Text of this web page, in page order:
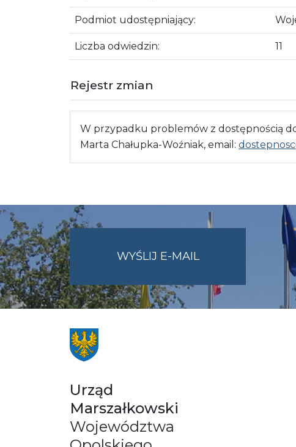
Podmiot udostępniający:
Liczba odwiedzin: 11
Rejestr zmian
W przypadku problemów z dostępnością
Marta Chałupka-Woźniak, email:
WYŚLIJ E-MAILNA
Urząd
Marszałkowski
Województwa